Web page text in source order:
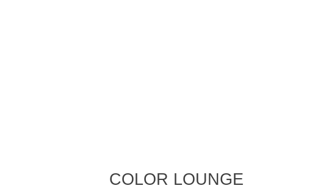
COLOR LOUNGE